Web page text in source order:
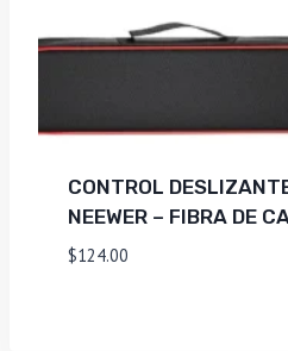
CONTROL
NEEWER – FIBRA DE
$124.00